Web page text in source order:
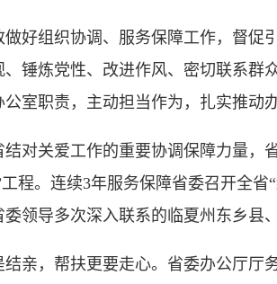
组织协调、服务保障工作，督促
、锤炼党性、改进作风、密切联系
公室职责，主动担当作为，扎实推动
关爱工作的重要协调保障力量，省
工程。连续3年服务保障省委召开全
领导多次深入联系的临夏州东乡县
，帮扶更要走心。省委办公厅厅